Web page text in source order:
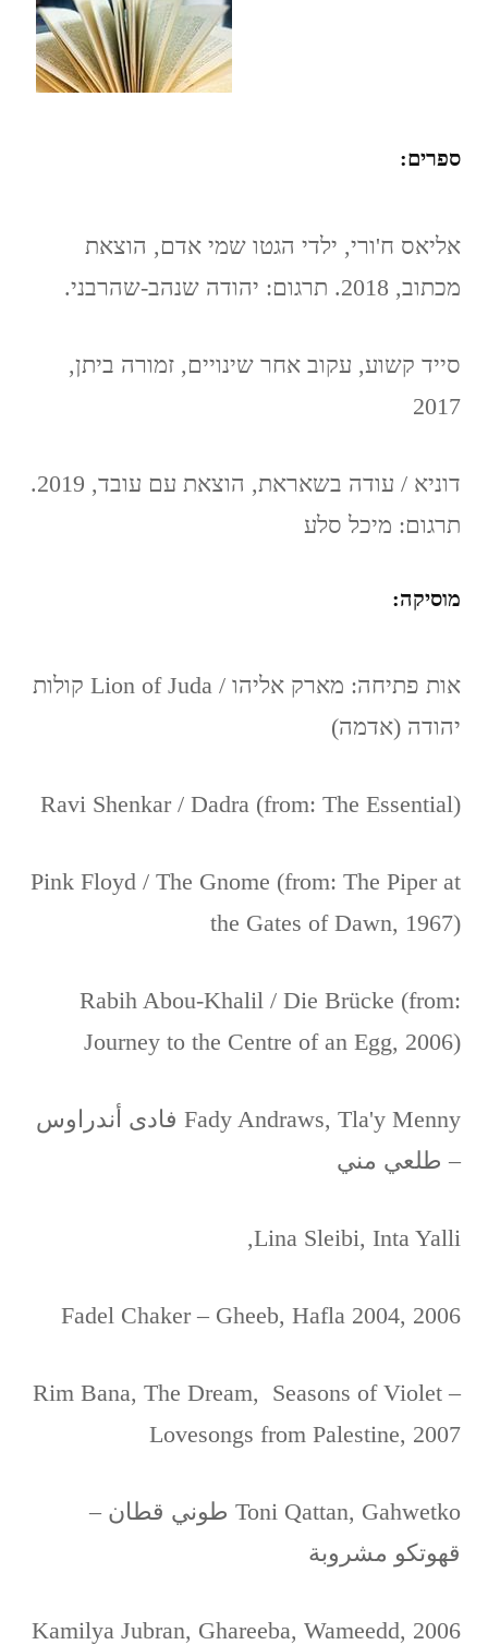
ספרים:
אליאס ח'ורי, ילדי הגטו שמי אדם, הוצאת
מכתוב, 2018. תרגום: יהודה שנהב-שהרבני.
סייד קשוע, עקוב אחר שינויים, זמורה ביתן,
2017
דוניא / עודה בשאראת, הוצאת עם עובד, 2019.
תרגום: מיכל סלע
מוסיקה:
אות פתיחה: מארק אליהו / Lion of Juda קולות
יהודה (אדמה)
Ravi Shenkar / Dadra (from: The Essential)
Pink Floyd / The Gnome (from: The Piper at
the Gates of Dawn, 1967)
Rabih Abou-Khalil / Die Brücke (from:
Journey to the Centre of an Egg, 2006)
Fady Andraws, Tla'y Menny فادى أندراوس
– طلعي مني
Lina Sleibi, Inta Yalli,
Fadel Chaker – Gheeb, Hafla 2004, 2006
Rim Bana, The Dream, Seasons of Violet –
Lovesongs from Palestine, 2007
Toni Qattan, Gahwetko طوني قطان –
قهوتكو مشروبة
Kamilya Jubran, Ghareeba, Wameedd, 2006